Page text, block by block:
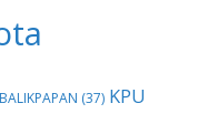
(37) KPU